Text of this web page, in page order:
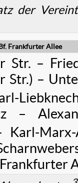
der
Frankfurter Allee
Str. –
Str.) –
–
Karl-